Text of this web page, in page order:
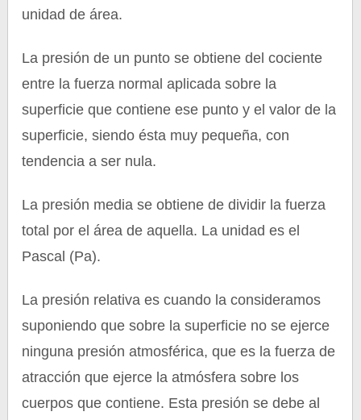
unidad de área.
La presión de un punto se obtiene del cociente
entre la fuerza normal aplicada sobre la
superficie que contiene ese punto y el valor de la
superficie, siendo ésta muy pequeña, con
tendencia a ser nula.
La presión media se obtiene de dividir la fuerza
total por el área de aquella. La unidad es el
Pascal (Pa).
La presión relativa es cuando la consideramos
suponiendo que sobre la superficie no se ejerce
ninguna presión atmosférica, que es la fuerza de
atracción que ejerce la atmósfera sobre los
cuerpos que contiene. Esta presión se debe al